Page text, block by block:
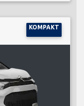
KOMPAKT